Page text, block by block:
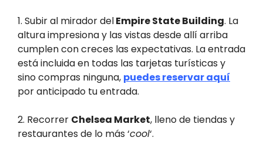
1. Subir al mirador delEmpire State Building. La
altura impresiona y las vistas desde allí arriba
cumplen con creces las expectativas. La entrada
está incluida en todas las tarjetas turísticas y
sino compras ninguna, puedes reservar aquí
por anticipado tu entrada.
2. Recorrer Chelsea Market, lleno de tiendas y
restaurantes de lo más ‘cool‘.